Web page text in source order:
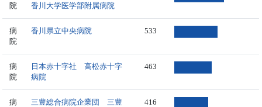
院
香川大学医学部附属病院
病
院
香川県立中央病院 533
病
院
日本赤十字社 高松赤十字
病院
463
病
三豊総合病院企業団 三豊
416